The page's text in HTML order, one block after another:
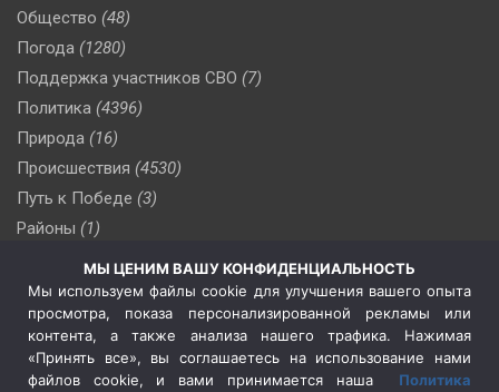
Общество (48)
Погода (1280)
Поддержка участников СВО (7)
Политика (4396)
Природа (16)
Происшествия (4530)
Путь к Победе (3)
Районы (1)
(510)
Сельское хозяйство (3)
Социальная политика
(3)
Спецоперация в Украине
Спецоперация на Украине
(404)
МЫ ЦЕНИМ ВАШУ КОНФИДЕНЦИАЛЬНОСТЬ
Мы используем файлы cookie для улучшения вашего опыта
просмотра, показа персонализированной рекламы или
контента, а также анализа нашего трафика. Нажимая
«Принять все», вы соглашаетесь на использование нами
файлов cookie, и вами принимается наша Политика